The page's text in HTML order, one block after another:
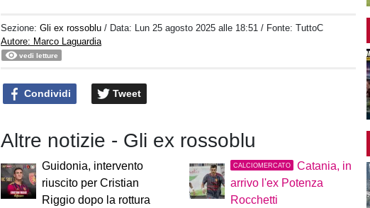
Sezione:Gli ex rossoblu / Data: Lun 25 agosto 2025 alle 18:51 / Fonte: TuttoC
Autore: Marco Laguardia
vedi letture
Condividi Tweet
Altre notizie - Gli ex rossoblu
Guidonia, intervento
riuscito per Cristian
Riggio dopo la rottura
CALCIOMERCATO
Catania, in
arrivo l'ex Potenza
Rocchetti